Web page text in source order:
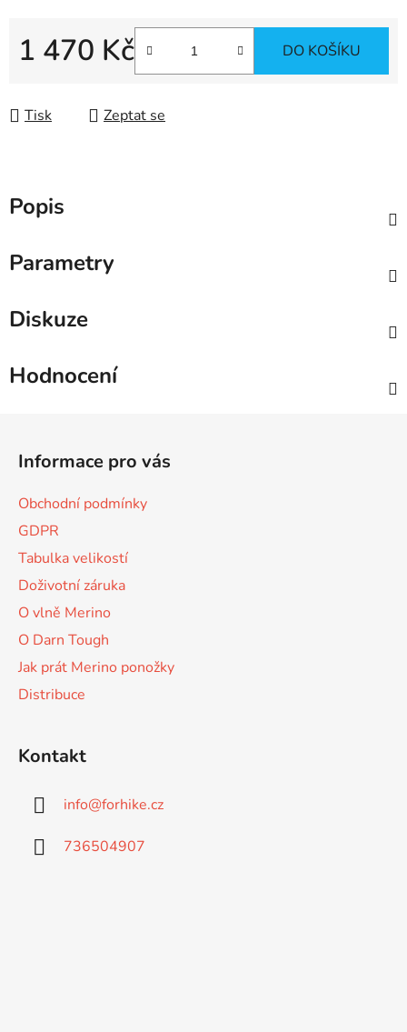
1 470 Kč DO KOŠÍKU
Tisk Zeptat se
Popis
Parametry
Diskuze
Hodnocení
Informace pro vás
Obchodní podmínky
GDPR
Tabulka velikostí
Doživotní záruka
O vlně Merino
O Darn Tough
Jak prát Merino ponožky
Distribuce
Kontakt
info@forhike.cz
736504907